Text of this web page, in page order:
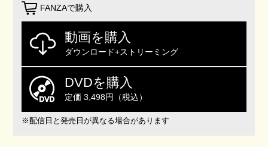
FANZAで購入
動画を購入
ダウンロード+ストリーミング
DVDを購入
定価 3,498円（税込）
※配信日と発売日が異なる場合があります